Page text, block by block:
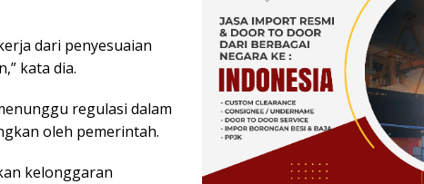
dari penyesuaian
kata dia.
regulasi dalam
oleh pemerintah.
kelonggaran